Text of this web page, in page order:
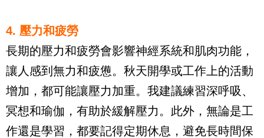
4. 壓力和疲勞
長期的壓力和疲勞會影響神經系統和肌肉功能，
讓人感到無力和疲憊。秋天開學或工作上的活動
增加，都可能讓壓力加重。我建議練習深呼吸、
冥想和瑜伽，有助於緩解壓力。此外，無論是工
作還是學習，都要記得定期休息，避免長時間保